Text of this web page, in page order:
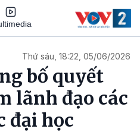
Thứ sáu, 18:22, 05/06/2026
bố quyết
lãnh đạo các
đại học